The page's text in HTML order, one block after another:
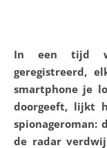
In een tijd waarin elke pinbetaling wordt
geregistreerd,
smartphone je
doorgeeft, lijkt
spionageroman:
de radar